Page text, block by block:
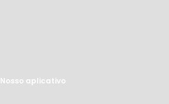
Nosso aplicativo